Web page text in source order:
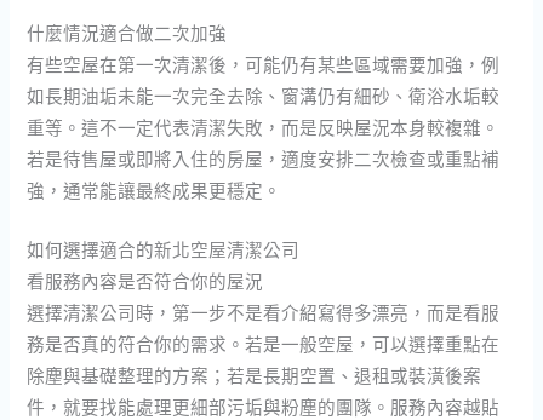
什麼情況適合做二次加強
有些空屋在第一次清潔後，可能仍有某些區域需要加強，例
如長期油垢未能一次完全去除、窗溝仍有細砂、衛浴水垢較
重等。這不一定代表清潔失敗，而是反映屋況本身較複雜。
若是待售屋或即將入住的房屋，適度安排二次檢查或重點補
強，通常能讓最終成果更穩定。
如何選擇適合的新北空屋清潔公司
看服務內容是否符合你的屋況
選擇清潔公司時，第一步不是看介紹寫得多漂亮，而是看服
務是否真的符合你的需求。若是一般空屋，可以選擇重點在
除塵與基礎整理的方案；若是長期空置、退租或裝潢後案
件，就要找能處理更細部污垢與粉塵的團隊。服務內容越貼